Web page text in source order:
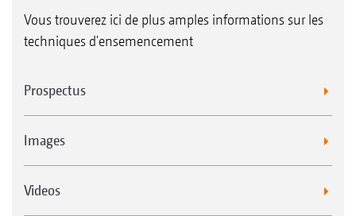
Vous trouverez ici de plus amples informations sur les
techniques d'ensemencement
Prospectus
Images
Videos